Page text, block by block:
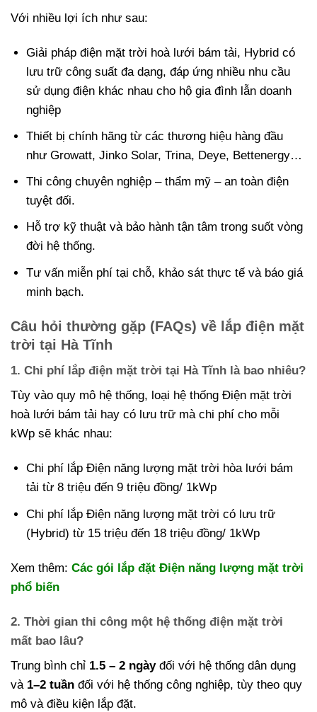
Với nhiều lợi ích như sau:
Giải pháp điện mặt trời hoà lưới bám tải, Hybrid có
lưu trữ công suất đa dạng, đáp ứng nhiều nhu cầu
sử dụng điện khác nhau cho hộ gia đình lẫn doanh
nghiệp
Thiết bị chính hãng từ các thương hiệu hàng đầu
như Growatt, Jinko Solar, Trina, Deye, Bettenergy…
Thi công chuyên nghiệp – thẩm mỹ – an toàn điện
tuyệt đối.
Hỗ trợ kỹ thuật và bảo hành tận tâm trong suốt vòng
đời hệ thống.
Tư vấn miễn phí tại chỗ, khảo sát thực tế và báo giá
minh bạch.
Câu hỏi thường gặp (FAQs) về lắp điện mặt
trời tại Hà Tĩnh
1. Chi phí lắp điện mặt trời tại Hà Tĩnh là bao nhiêu?
Tùy vào quy mô hệ thống, loại hệ thống Điện mặt trời
hoà lưới bám tải hay có lưu trữ mà chi phí cho mỗi
kWp sẽ khác nhau:
Chi phí lắp Điện năng lượng mặt trời hòa lưới bám
tải từ 8 triệu đến 9 triệu đồng/ 1kWp
Chi phí lắp Điện năng lượng mặt trời có lưu trữ
(Hybrid) từ 15 triệu đến 18 triệu đồng/ 1kWp
Xem thêm: Các gói lắp đặt Điện năng lượng mặt trời
phổ biến
2. Thời gian thi công một hệ thống điện mặt trời
mất bao lâu?
Trung bình chỉ 1.5 – 2 ngàyđối với hệ thống dân dụng
và 1–2 tuần đối với hệ thống công nghiệp, tùy theo quy
mô và điều kiện lắp đặt.